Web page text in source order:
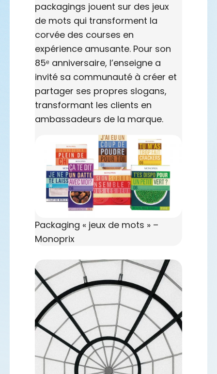
packagings jouent sur des jeux
de mots qui transforment la
corvée des courses en
expérience amusante. Pour son
85ᵉ anniversaire, l’enseigne a
invité sa communauté à créer et
partager ses propres slogans,
transformant les clients en
ambassadeurs de la marque.
Packaging « jeux de mots » –
Monoprix